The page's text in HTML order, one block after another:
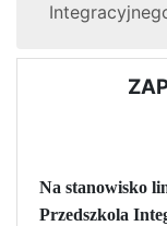
Na stanowisko
Przedszkola